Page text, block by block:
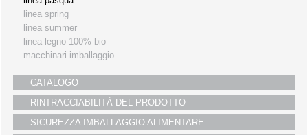
linea spring
linea summer
linea legno 100% bio
macchinari imballaggio
CATALOGO
RINTRACCIABILITÀ DEL PRODOTTO
SICUREZZA IMBALLAGGIO ALIMENTARE